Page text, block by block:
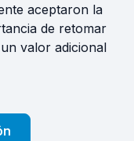
aceptaron la
de retomar
valor adicional